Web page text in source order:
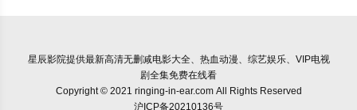
星辰影院提供最新高清无删减电影大全、热血动漫、综艺娱乐、VIP电视
剧全集免费在线看
Copyright © 2021 ringing-in-ear.com All Rights Reserved
沪ICP备20210136号